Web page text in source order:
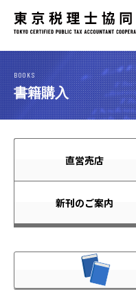
BOOKS
書籍購入
直営売店
新刊のご案内